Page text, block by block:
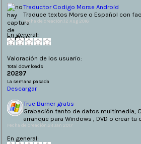
Traductor Codigo Morse Android
Traduce textos Morse o Español con
Fecha de creación:12 Aug 2016
En general:
Valoración de los usuario:
Total downloads
20297
La semana pasada
Descargar
True Burner gratis
Grabación tanto de datos multimedia,
arranque para Windows , DVD o crear tu
Fecha de creación:24 Jan 2017
En general: